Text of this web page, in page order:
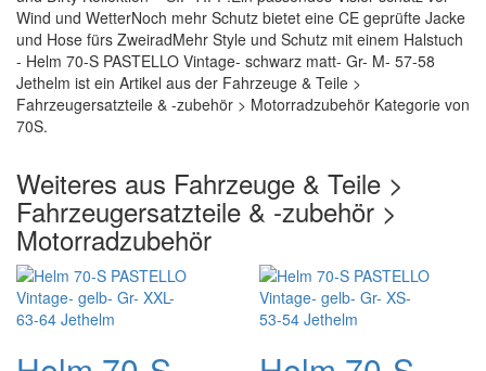
Wind und WetterNoch mehr Schutz bietet eine CE geprüfte Jacke
und Hose fürs ZweiradMehr Style und Schutz mit einem Halstuch
- Helm 70-S PASTELLO Vintage- schwarz matt- Gr- M- 57-58
Jethelm ist ein Artikel aus der Fahrzeuge & Teile >
Fahrzeugersatzteile & -zubehör > Motorradzubehör Kategorie von
70S.
Weiteres aus Fahrzeuge & Teile >
Fahrzeugersatzteile & -zubehör >
Motorradzubehör